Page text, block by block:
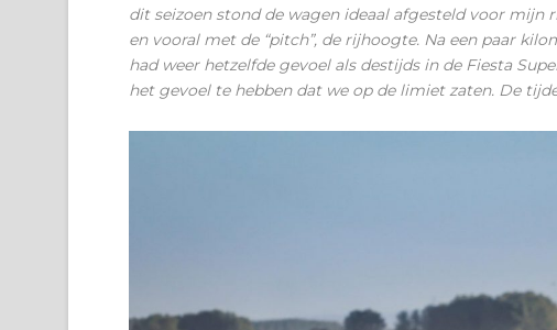
dit seizoen stond de wagen ideaal afgesteld voor mijn
en vooral met de “pitch”, de rijhoogte. Na een paar
had weer hetzelfde gevoel als destijds in de Fiesta
het gevoel te hebben dat we op de limiet zaten. De